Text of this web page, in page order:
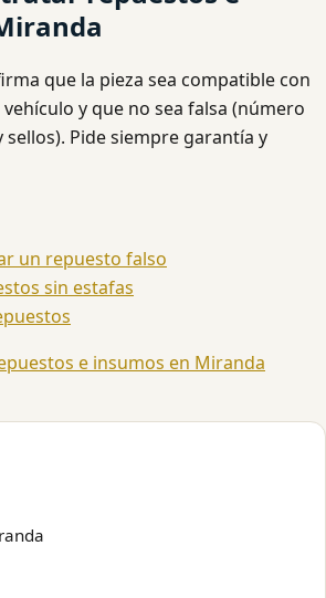
que la pieza sea compatible con
y que no sea falsa (número
Pide siempre garantía y
un repuesto falso
sin estafas
e insumos en Miranda